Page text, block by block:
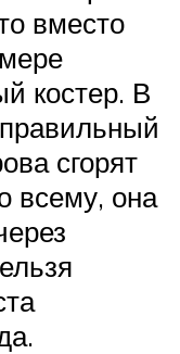
вместо
костер. В
сгорят
всему, она